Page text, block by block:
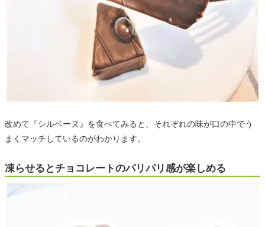
改めて『シルベーヌ』を食べてみると、それぞれの味が口の中でう
まくマッチしているのがわかります。
凍らせるとチョコレートのパリパリ感が楽しめる